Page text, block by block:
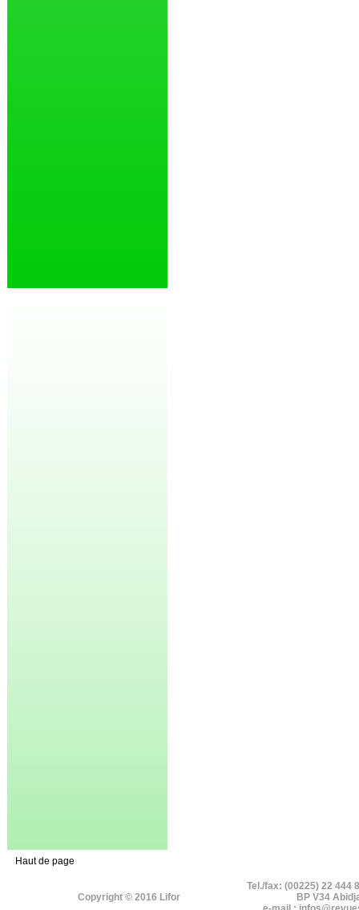
Haut de page
Copyright © 2016 Lifor
Tel./fax: (00225) 22 444
BP V34